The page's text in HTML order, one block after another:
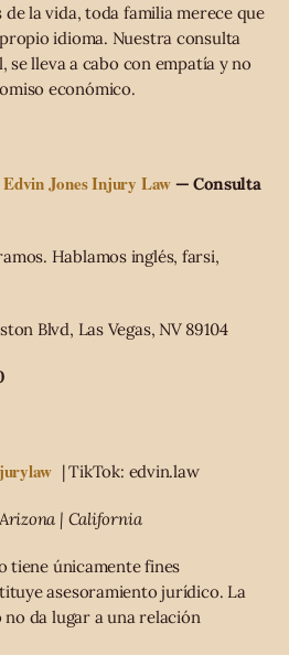
la vida, toda familia merece que
idioma. Nuestra consulta
se lleva a cabo con empatía y no
económico.
Edvin Jones Injury Law — Consulta
Hablamos inglés, farsi,
Blvd, Las Vegas, NV 89104
| TikTok: edvin.law
| California
tiene únicamente fines
asesoramiento jurídico. La
da lugar a una relación